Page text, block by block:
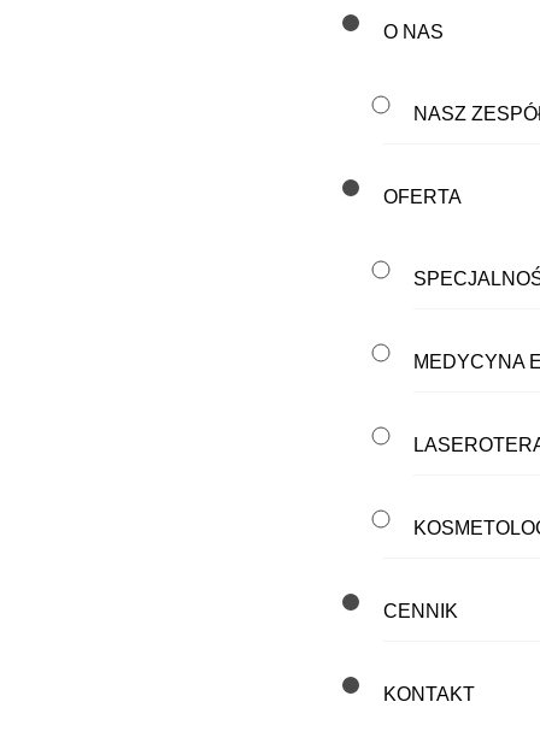
O NAS
NASZ
OFERTA
MEDYCYNA
CENNIK
KONTAKT